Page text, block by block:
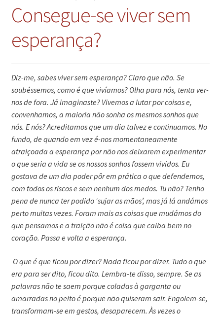
Consegue-se viver sem
esperança?
Diz-me, sabes viver sem esperança? Claro que não. Se
soubéssemos, como é que vivíamos? Olha para nós, tenta ver-
nos de fora. Já imaginaste? Vivemos a lutar por coisas e,
convenhamos, a maioria não sonha os mesmos sonhos que
nós. E nós? Acreditamos que um dia talvez e continuamos. No
fundo, de quando em vez é-nos momentaneamente
atraiçoada a esperança por não nos deixarem experimentar
o que seria a vida se os nossos sonhos fossem vividos. Eu
gostava de um dia poder pôr em prática o que defendemos,
com todos os riscos e sem nenhum dos medos. Tu não? Tenho
pena de nunca ter podido ‘sujar as mãos’, mas já lá andámos
perto muitas vezes. Foram mais as coisas que mudámos do
que pensamos e a traição não é coisa que caiba bem no
coração. Passa e volta a esperança.
O que é que ficou por dizer? Nada ficou por dizer. Tudo o que
era para ser dito, ficou dito. Lembra-te disso, sempre. Se as
palavras não te saem porque coladas à garganta ou
amarradas no peito é porque não quiseram sair. Engolem-se,
transformam-se em gestos, desaparecem. Às vezes o